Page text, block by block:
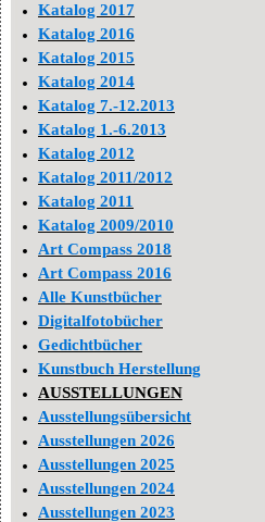
Katalog 2017
Katalog 2016
Katalog 2015
Katalog 2014
Katalog 7.-12.2013
Katalog 1.-6.2013
Katalog 2012
Katalog 2011/2012
Katalog 2011
Katalog 2009/2010
Art Compass 2018
Art Compass 2016
Alle Kunstbücher
Digitalfotobücher
Gedichtbücher
Kunstbuch Herstellung
AUSSTELLUNGEN
Ausstellungsübersicht
Ausstellungen 2026
Ausstellungen 2025
Ausstellungen 2024
Ausstellungen 2023